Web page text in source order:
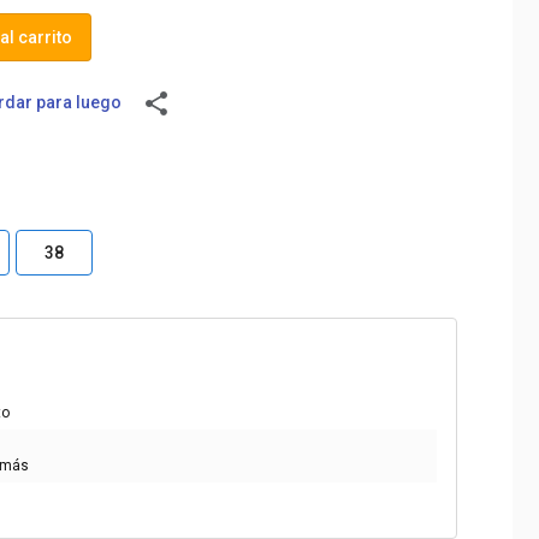
carrito
para luego share
38